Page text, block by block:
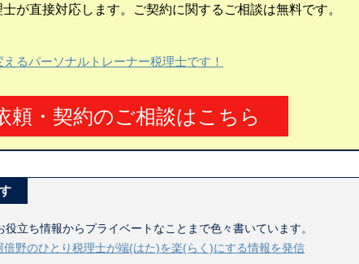
が直接対応します。ご契約に関するご相談は無料です。
るパーソナルトレーナー税理士です！
頼・契約のご相談はこちら
立ち情報からプライベートなことまで色々書いています。
野のひとり税理士が端(はた)を楽(らく)にする情報を発信